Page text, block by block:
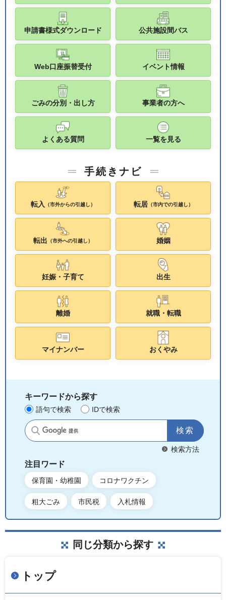
申請書様式ダウンロード 公共施設間バス
Web口座振替受付 イベント情報
ごみの分別・出し方 事業者の方へ
よくある質問 一覧を見る
手続きナビ
転入 （市外からの引越し） 転居（市内での引越し）
転出 （市外への引越し） 婚姻
妊娠・子育て 出生
離婚 就職・転職
マイナンバー おくやみ
キーワードから探す
語句で検索 IDで検索
サイト内検索
検索方法
注目ワード
保育園・幼稚園 コロナワクチン
粗大ごみ 市民税 入札情報
同じ分類から探す
トップ